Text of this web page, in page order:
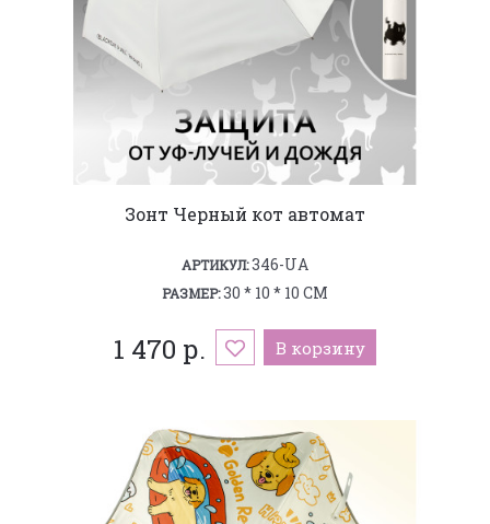
Зонт Черный кот автомат
АРТИКУЛ:346-UA
РАЗМЕР:30 * 10 * 10 СМ
1 470 р. В корзину